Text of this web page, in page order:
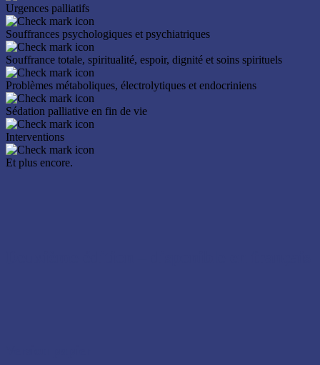
Urgences palliatifs
Souffrances psychologiques et psychiatriques
Souffrance totale, spiritualité, espoir, dignité et soins spirituels
Problèmes métaboliques, électrolytiques et endocriniens
Sédation palliative en fin de vie
Interventions
Et plus encore.